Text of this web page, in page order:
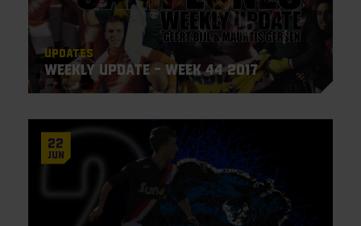
Updates
Weekly Update – Week 44 2017
22
Jun